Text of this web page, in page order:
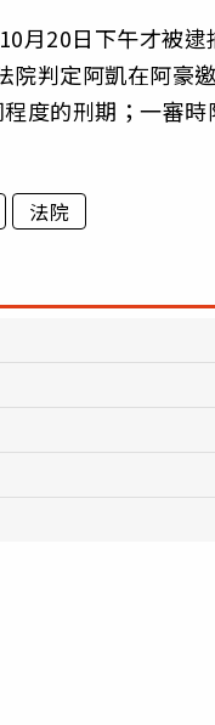
月20日下午才被逮
院判定阿凱在阿豪
度的刑期；一審時
法院